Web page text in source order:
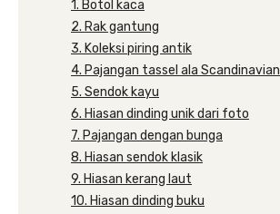
1. Botol kaca
2. Rak gantung
3. Koleksi piring antik
4. Pajangan tassel ala Scandinavian
5. Sendok kayu
6. Hiasan dinding unik dari foto
7. Pajangan dengan bunga
8. Hiasan sendok klasik
9. Hiasan kerang laut
10. Hiasan dinding buku